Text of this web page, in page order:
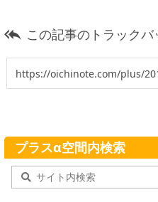
 この記事のトラックバ
プラスα空間内検索